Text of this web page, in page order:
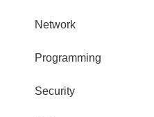
Network
Programming
Security